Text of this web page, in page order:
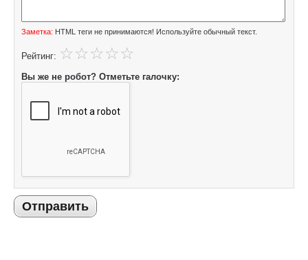
Заметка: HTML теги не принимаются! Используйте обычный текст.
Рейтинг:
Вы же не робот? Отметьте галочку:
Отправить